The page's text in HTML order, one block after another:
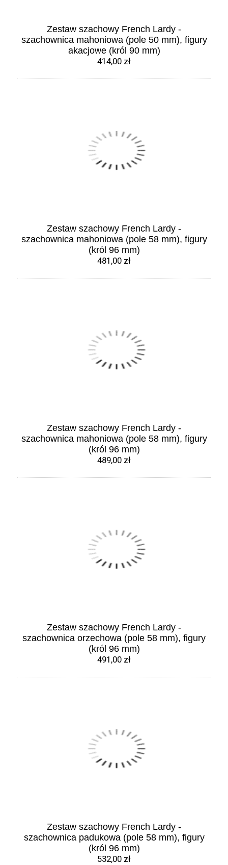
Zestaw szachowy French Lardy -
szachownica mahoniowa (pole 50 mm), figury
akacjowe (król 90 mm)
414,00 zł
Zestaw szachowy French Lardy -
szachownica mahoniowa (pole 58 mm), figury
(król 96 mm)
481,00 zł
Zestaw szachowy French Lardy -
szachownica mahoniowa (pole 58 mm), figury
(król 96 mm)
489,00 zł
Zestaw szachowy French Lardy -
szachownica orzechowa (pole 58 mm), figury
(król 96 mm)
491,00 zł
Zestaw szachowy French Lardy -
szachownica padukowa (pole 58 mm), figury
(król 96 mm)
532,00 zł